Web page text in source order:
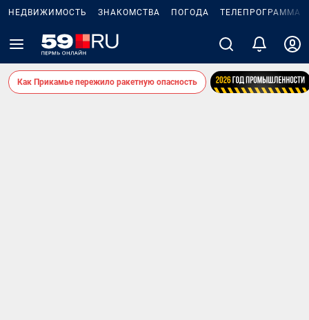
НЕДВИЖИМОСТЬ ЗНАКОМСТВА ПОГОДА ТЕЛЕПРОГРАММА
Как Прикамье пережило ракетную опасность